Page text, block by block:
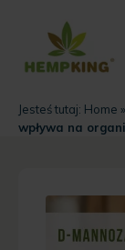
Jesteś tutaj: Home »
wpływa na